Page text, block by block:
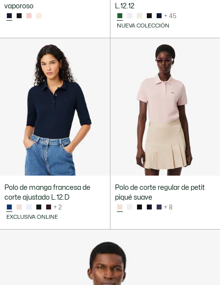
vaporoso
L.12.12
+ 45
NUEVA COLECCIÓN
Polo de manga francesa de
corte ajustado L.12.D
+ 2
EXCLUSIVA ONLINE
Polo de corte regular de petit
piqué suave
+ 8